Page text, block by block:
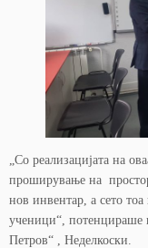
„Со реализацијата на
проширување на
нов инвентар, а сето
ученици“,
Петров“ , Неделкоски.